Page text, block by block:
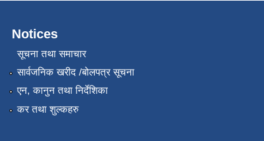
Notices
सूचना तथा समाचार
सार्वजनिक खरीद /बोलपत्र सूचना
एन, कानुन तथा निर्देशिका
कर तथा शुल्कहरु